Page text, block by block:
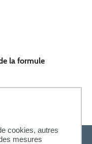
cookies, autres
mesures
la formule